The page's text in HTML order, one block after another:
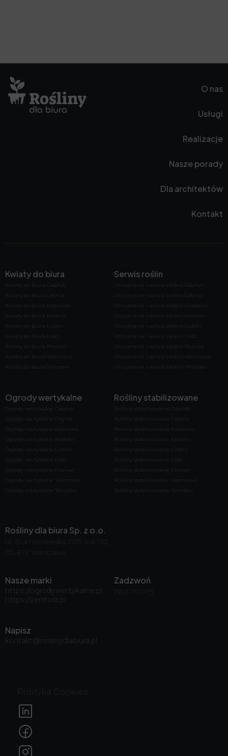
O nas
Usługi
Realizacje
Nasze porady
Dla architektów
Kontakt
Kwiaty do biura
Kwiaty do biura Gdańsk
Kwiaty do biura Gdynia
Kwiaty do biura Katowice
Kwiaty do biura Kraków
Kwiaty do biura Lublin
Kwiaty do biura Łódź
Kwiaty do biura Poznań
Kwiaty do biura Warszawa
Kwiaty do biura Wrocław
Serwis roślin
Utrzymanie i serwis zieleni Gdańsk
Utrzymanie i serwis zieleni Gdynia
Utrzymanie i serwis zieleni Katowice
Utrzymanie i serwis zieleni Kraków
Utrzymanie i serwis zieleni Lublin
Utrzymanie i serwis zieleni Łódź
Utrzymanie i serwis zieleni Poznań
Utrzymanie i serwis zieleni Warszawa
Utrzymanie i serwis zieleni Wrocław
Ogrody wertykalne
Ogrody wertykalne Gdańsk
Ogrody wertykalne Gdynia
Ogrody wertykalne Katowice
Ogrody wertykalne Kraków
Ogrody wertykalne Lublin
Ogrody wertykalne Łódź
Ogrody wertykalne Poznań
Ogrody wertykalne Warszawa
Ogrody wertykalne Wrocław
Rośliny stabilizowane
Rośliny stabilizowane Gdańsk
Rośliny stabilizowane Gdynia
Rośliny stabilizowane Katowice
Rośliny stabilizowane Kraków
Rośliny stabilizowane Lublin
Rośliny stabilizowane Łódź
Rośliny stabilizowane Poznań
Rośliny stabilizowane Warszawa
Rośliny stabilizowane Wrocław
Rośliny dla biura Sp. z o.o.
ul. Domaniewska 17/19 lok.133,
02-672 Warszawa
Nasze marki
https://ogrodywertykalne.pl
https://zenflora.pl
Zadzwoń
780-710-115
Napisz
kontakt@roslinydlabiura.pl
Polityka Cookies